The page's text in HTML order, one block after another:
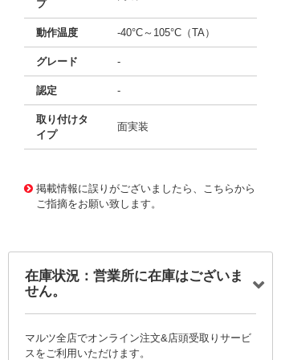
プ
動作温度 -40°C～105°C（TA）
グレード -
認定 -
取り付けタ
イプ
面実装
掲載情報に誤りがございましたら、こちらから
ご指摘をお願い致します。
在庫状況：営業所に在庫はございま
せん。
マルツ全店でオンライン注文&店頭受取りサービ
スをご利用いただけます。